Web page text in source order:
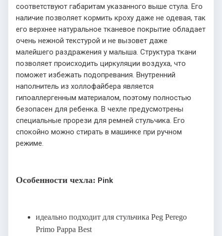
соответствуют габаритам указанного выше стула. Его
наличие позволяет кормить кроху даже не одевая, так
его верхнее натуральное тканевое покрытие обладает
очень нежной текстурой и не вызовет даже
малейшего раздражения у малыша. Структура ткани
позволяет происходить циркуляции воздуха, что
поможет избежать подопревания. Внутренний
наполнитель из холлофайбера является
гипоаллергенным материалом, поэтому полностью
безопасен для ребенка. В чехле предусмотрены
специальные прорези для ремней стульчика. Его
спокойно можно стирать в машинке при ручном
режиме.
Особенности чехла: Pink
идеально подходит для стульчика Peg Perego
Primo Pappa Best